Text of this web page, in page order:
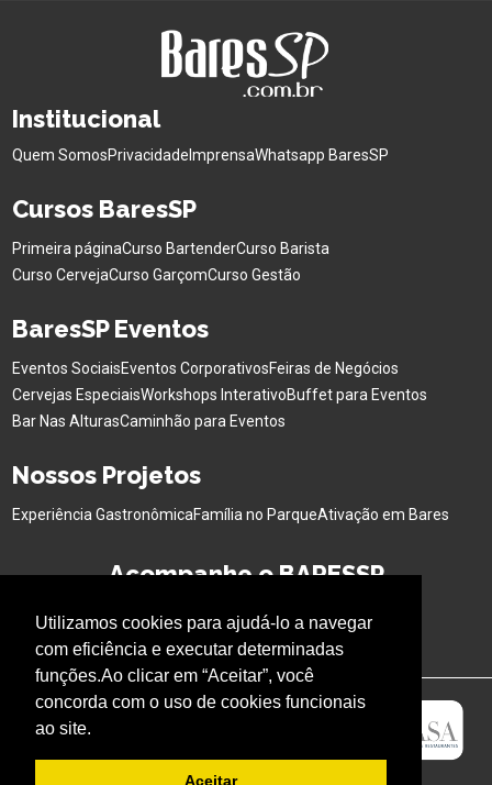
Utilizamos cookies para ajudá-lo a navegar
com eficiência e executar determinadas
funções.Ao clicar em “Aceitar”, você
concorda com o uso de cookies funcionais
ao site.
Aceitar
Institucional
Quem SomosPrivacidade ImprensaWhatsapp BaresSP
Cursos BaresSP
Primeira páginaCurso BartenderCurso Barista
Curso CervejaCurso GarçomCurso Gestão
BaresSP Eventos
Eventos SociaisEventos CorporativosFeiras de Negócios
Cervejas EspeciaisWorkshops InterativoBuffet para Eventos
Bar Nas AlturasCaminhão para Eventos
Nossos Projetos
Experiência GastronômicaFamília no ParqueAtivação em Bares
Acompanhe o BARESSP